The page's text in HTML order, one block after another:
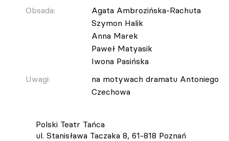
Obsada:
Agata Ambrozińska-Rachuta
Szymon Halik
Anna Marek
Paweł Matyasik
Iwona Pasińska
Uwagi:
na motywach dramatu Antoniego
Czechowa
Polski Teatr Tańca
ul. Stanisława Taczaka 8, 61-818 Poznań